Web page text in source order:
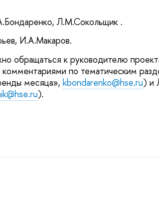
Л.М.Сокольщик .
И.А.Макаров.
обращаться к руководителю
по тематическим
месяца», kbondarenko@hse.ru) и
).